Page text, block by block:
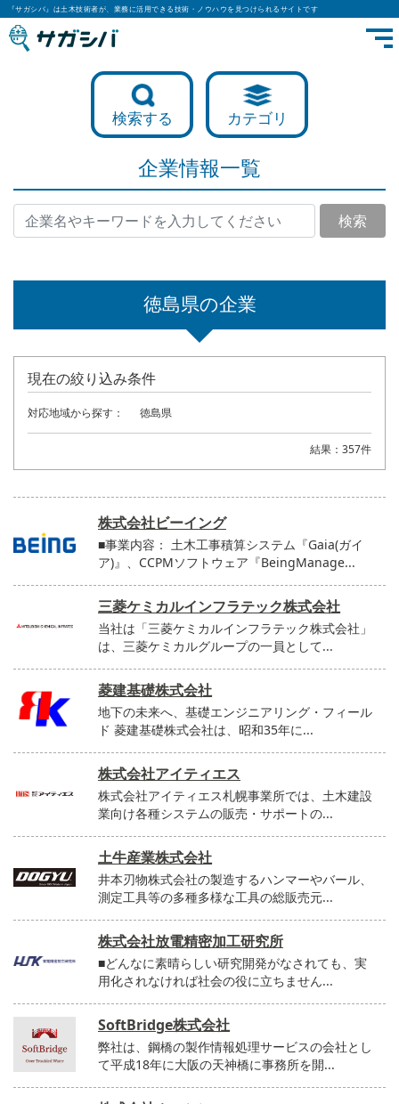
『サガシバ』は土木技術者が、業務に活用できる技術・ノウハウを見つけられるサイトです
検索する カテゴリ
企業情報一覧
検索
徳島県の企業
現在の絞り込み条件
対応地域から探す： 徳島県
結果：357件
株式会社ビーイング
■事業内容： 土木工事積算システム『Gaia(ガイ
ア)』、CCPMソフトウェア『BeingManage...
三菱ケミカルインフラテック株式会社
当社は「三菱ケミカルインフラテック株式会社」
は、三菱ケミカルグループの一員として...
菱建基礎株式会社
地下の未来へ、基礎エンジニアリング・フィール
ド 菱建基礎株式会社は、昭和35年に...
株式会社アイティエス
株式会社アイティエス札幌事業所では、土木建設
業向け各種システムの販売・サポートの...
土牛産業株式会社
井本刃物株式会社の製造するハンマーやバール、
測定工具等の多種多様な工具の総販売元...
株式会社放電精密加工研究所
■どんなに素晴らしい研究開発がなされても、実
用化されなければ社会の役に立ちません...
SoftBridge株式会社
弊社は、鋼橋の製作情報処理サービスの会社とし
て平成18年に大阪の天神橋に事務所を開...